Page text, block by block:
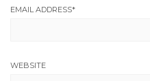
EMAIL ADDRESS*
WEBSITE